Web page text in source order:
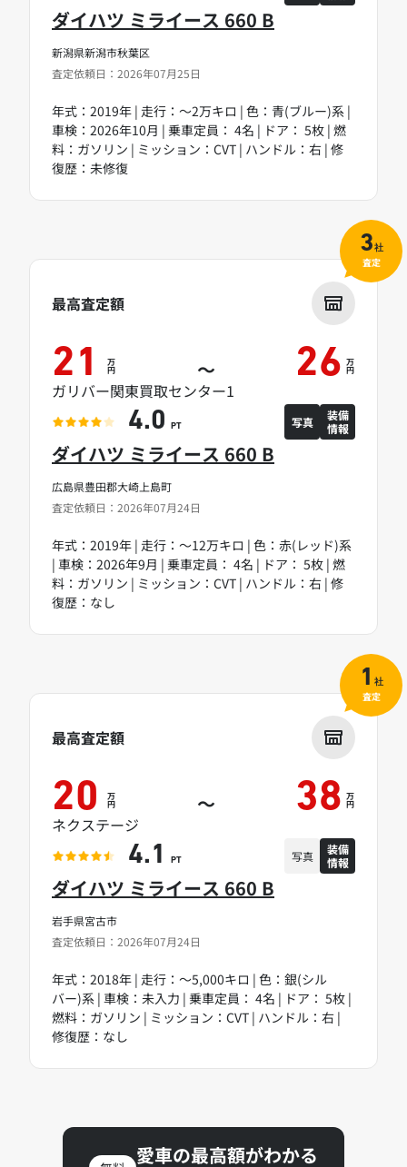
新潟県新潟市秋葉区
査定依頼日：2026年07月25日
ダイハツ ミライース 660 B
年式：2019年 | 走行：～2万キロ | 色：青(ブルー)系 |
車検：2026年10月 | 乗車定員： 4名 | ドア： 5枚 | 燃
料：ガソリン | ミッション：CVT | ハンドル：右 | 修
復歴：未修復
広島県豊田郡大崎上島町
査定依頼日：2026年07月24日
ダイハツ ミライース 660 B
年式：2019年 | 走行：～12万キロ | 色：赤(レッド)系
| 車検：2026年9月 | 乗車定員： 4名 | ドア： 5枚 | 燃
料：ガソリン | ミッション：CVT | ハンドル：右 | 修
復歴：なし
最高査定額
21 万
円 ～ 26 万
円
ガリバー関東買取センター1
4.0 PT 写真
装備
情報
3社
査定
岩手県宮古市
査定依頼日：2026年07月24日
ダイハツ ミライース 660 B
年式：2018年 | 走行：～5,000キロ | 色：銀(シル
バー)系 | 車検：未入力 | 乗車定員： 4名 | ドア： 5枚 |
燃料：ガソリン | ミッション：CVT | ハンドル：右 |
修復歴：なし
最高査定額
20 万
円 ～ 38 万
円
ネクステージ
4.1 PT 写真
装備
情報
1 社
査定
愛車の最高額がわかる